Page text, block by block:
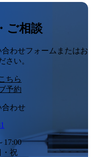
ご相談
わせフォームまたはお
さい。
ちら
予約
合わせ
17:00
・祝